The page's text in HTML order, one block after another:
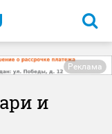
Реклама
и